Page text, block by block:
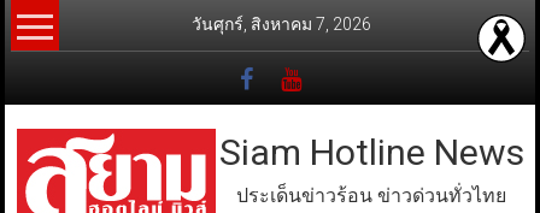
Skip
to
วันศุกร์, สิงหาคม 7, 2026
Siam Hotline News
ประเด็นข่าวร้อน ข่าวด่วนทั่วไทย